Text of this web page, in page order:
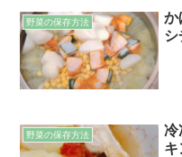
野菜の保存方法
か
シ
野菜の保存方法
冷
キ